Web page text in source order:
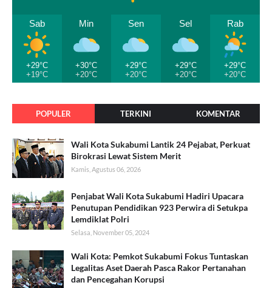
Sab
+29°C
+19°C
Min
+30°C
+20°C
Sen
+29°C
+20°C
Sel
+29°C
+20°C
Rab
+29°C
+20°C
POPULER TERKINI KOMENTAR
Wali Kota Sukabumi Lantik 24 Pejabat, Perkuat
Birokrasi Lewat Sistem Merit
Kamis, Agustus 06, 2026
Penjabat Wali Kota Sukabumi Hadiri Upacara
Penutupan Pendidikan 923 Perwira di Setukpa
Lemdiklat Polri
Selasa, November 05, 2024
Wali Kota: Pemkot Sukabumi Fokus Tuntaskan
Legalitas Aset Daerah Pasca Rakor Pertanahan
dan Pencegahan Korupsi